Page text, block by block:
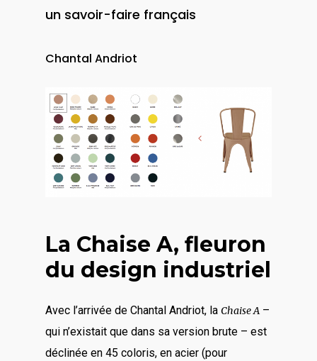
un savoir-faire français
Chantal Andriot
La Chaise A, fleuron
du design industriel
Avec l’arrivée de Chantal Andriot, laChaise A–
qui n’existait que dans sa version brute – est
déclinée en 45 coloris, en acier (pour